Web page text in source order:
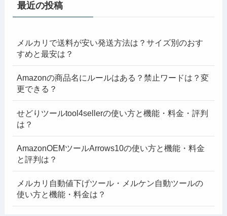
最近の投稿
メルカリで送料が安い発送方法は？サイズ別のおす
すめと最安は？
Amazonの商品名にルールはある？禁止ワードは？変
更できる？
せどりツールtool4sellerの使い方と機能・料金・評判
は？
AmazonOEMツールArrows10の使い方と機能・料金
と評判は？
メルカリ自動値下げツール・メルケン自動ツールの
使い方と機能・料金は？